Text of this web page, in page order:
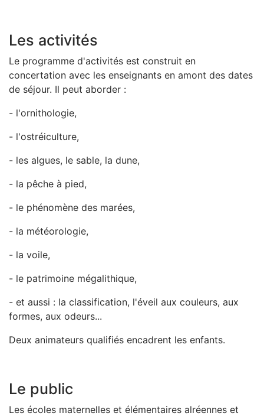
Les activités
Le programme d'activités est construit en
concertation avec les enseignants en amont des dates
de séjour. Il peut aborder :
- l'ornithologie,
- l'ostréiculture,
- les algues, le sable, la dune,
- la pêche à pied,
- le phénomène des marées,
- la météorologie,
- la voile,
- le patrimoine mégalithique,
- et aussi : la classification, l'éveil aux couleurs, aux
formes, aux odeurs...
Deux animateurs qualifiés encadrent les enfants.
Le public
Les écoles maternelles et élémentaires alréennes et